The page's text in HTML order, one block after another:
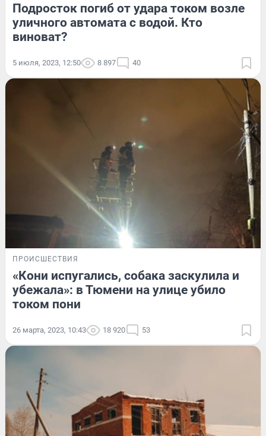
Подросток погиб от удара током возле
уличного автомата с водой. Кто
виноват?
5 июля, 2023, 12:50 8 897 40
ПРОИСШЕСТВИЯ
«Кони испугались, собака заскулила и
убежала»: в Тюмени на улице убило
током пони
26 марта, 2023, 10:43 18 920 53